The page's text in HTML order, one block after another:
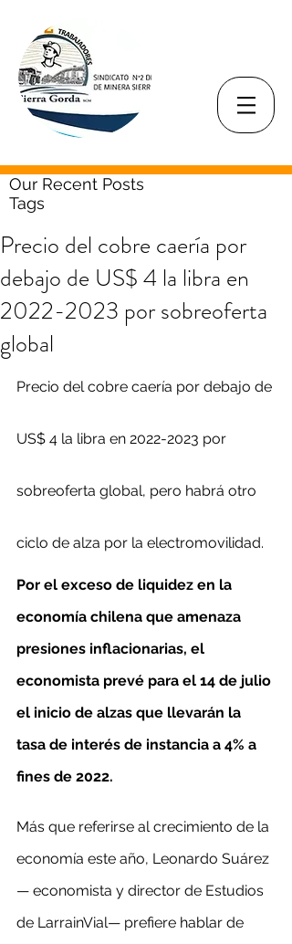
Our Recent Posts
Tags
Precio del cobre caería por
debajo de US$ 4 la libra en
2022-2023 por sobreoferta
global
Precio del cobre caería por debajo de
US$ 4 la libra en 2022-2023 por
sobreoferta global, pero habrá otro
ciclo de alza por la electromovilidad.
Por el exceso de liquidez en la
economía chilena que amenaza
presiones inflacionarias, el
economista prevé para el 14 de julio
el inicio de alzas que llevarán la
tasa de interés de instancia a 4% a
fines de 2022.
Más que referirse al crecimiento de la
economía este año, Leonardo Suárez
— economista y director de Estudios
de LarrainVial— prefiere hablar de